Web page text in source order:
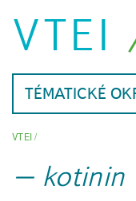
VTEI
TÉMATICKÉ
VTEI/
kotinin